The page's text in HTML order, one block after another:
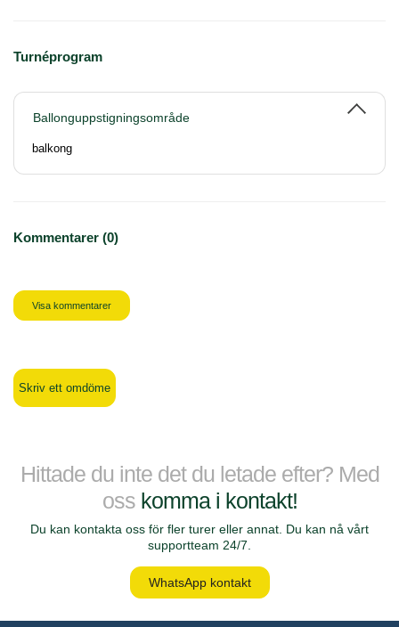
Turnéprogram
Ballonguppstigningsområde
balkong
Kommentarer (0)
Visa kommentarer
Skriv ett omdöme
Hittade du inte det du letade efter? Med
oss komma i kontakt!
Du kan kontakta oss för fler turer eller annat. Du kan nå vårt
supportteam 24/7.
WhatsApp kontakt